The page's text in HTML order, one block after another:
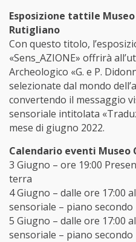
Esposizione tattile
Rutigliano
Con questo titolo,
«Sens_AZIONE» offrirà
Archeologico «G. e P.
selezionate dal mondo
convertendo il messaggio
sensoriale intitolata
mese di giugno 2022.
Calendario eventi Museo
3 Giugno – ore 19:00
terra
4 Giugno – dalle ore 17:00
sensoriale – piano secondo
5 Giugno – dalle ore 17:00
sensoriale – piano secondo